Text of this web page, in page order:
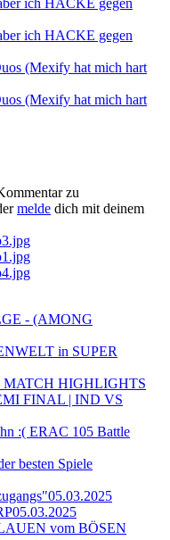
ich HACKE gegen
(Mexify hat mich hart
(Mexify hat mich hart
zu
melde dich mit deinem
- (AMONG
in SUPER
HIGHLIGHTS
FINAL | IND VS
:( ERAC 105 Battle
besten Spiele
05.03.2025
05.03.2025
vom BÖSEN